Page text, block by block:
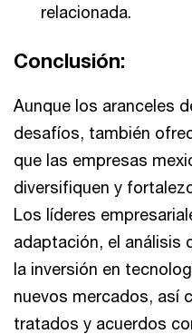
relacionada.
Conclusión:
Aunque los aranceles
desafíos, también
que las empresas
diversifiquen y
Los líderes
adaptación, el análisis
la inversión en
nuevos mercados, así
tratados y acuerdos